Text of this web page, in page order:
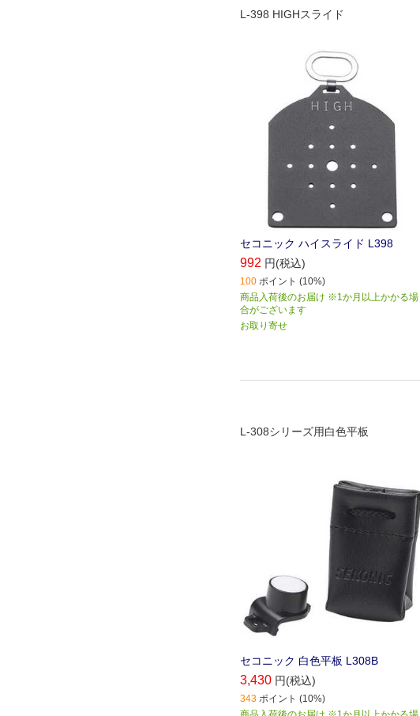
L-398 HIGHスライド
セコニック ハイスライド L398
992 円(税込)
100 ポイント (10%)
商品入荷後のお届け ※1か月以上かかる場
合がございます
お取り寄せ
L-308シリーズ用白色平板
セコニック 白色平板 L308B
3,430 円(税込)
343 ポイント (10%)